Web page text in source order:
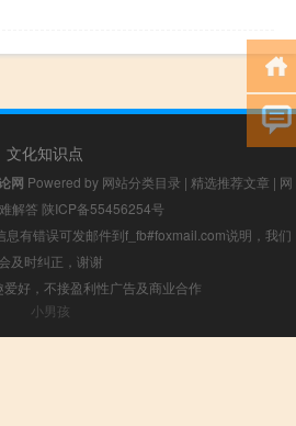
文化知识点
网 Powered by 网站分类目录 | 精选推荐文章 | 网
解答 陕ICP备55456254号
有错误可发邮件到f_fb#foxmail.com说明，我们
会及时纠正，谢谢
好，不接盈利性广告及商业合作
小男孩